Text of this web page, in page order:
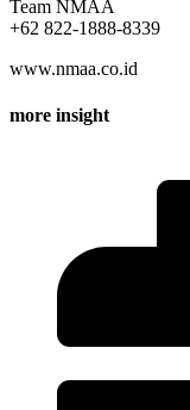
Team NMAA
+62 822-1888-8339
www.nmaa.co.id
more insight